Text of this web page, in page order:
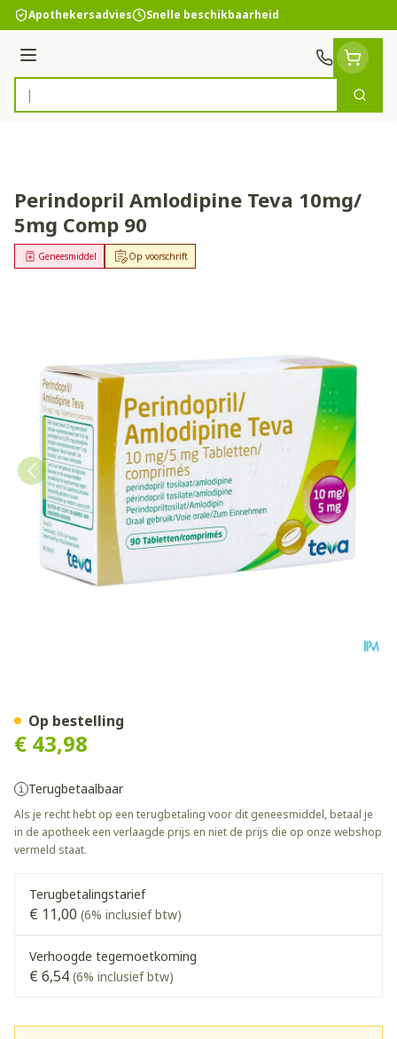
Ga naar de inhoud
Apothekersadvies Snelle beschikbaarheid
Menu
Product, merk, categorie...
Zoek
Perindopril Amlodipine Teva 10mg/
5mg Comp 90
Op voorschrift
Geneesmiddel
€ 43,98
Terugbetaalbaar
Als je recht hebt op een terugbetaling voor dit geneesmiddel, betaal je
in de apotheek een verlaagde prijs en niet de prijs die op onze webshop
vermeld staat.
Terugbetalingstarief
€ 11,00 (6% inclusief btw)
Verhoogde tegemoetkoming
€ 6,54 (6% inclusief btw)
Op bestelling